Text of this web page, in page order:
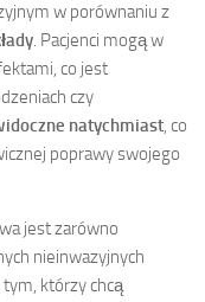
w porównaniu z
. Pacjenci mogą w
co jest
czy
natychmiast, co
poprawy swojego
jest zarówno
nieinwazyjnych
którzy chcą